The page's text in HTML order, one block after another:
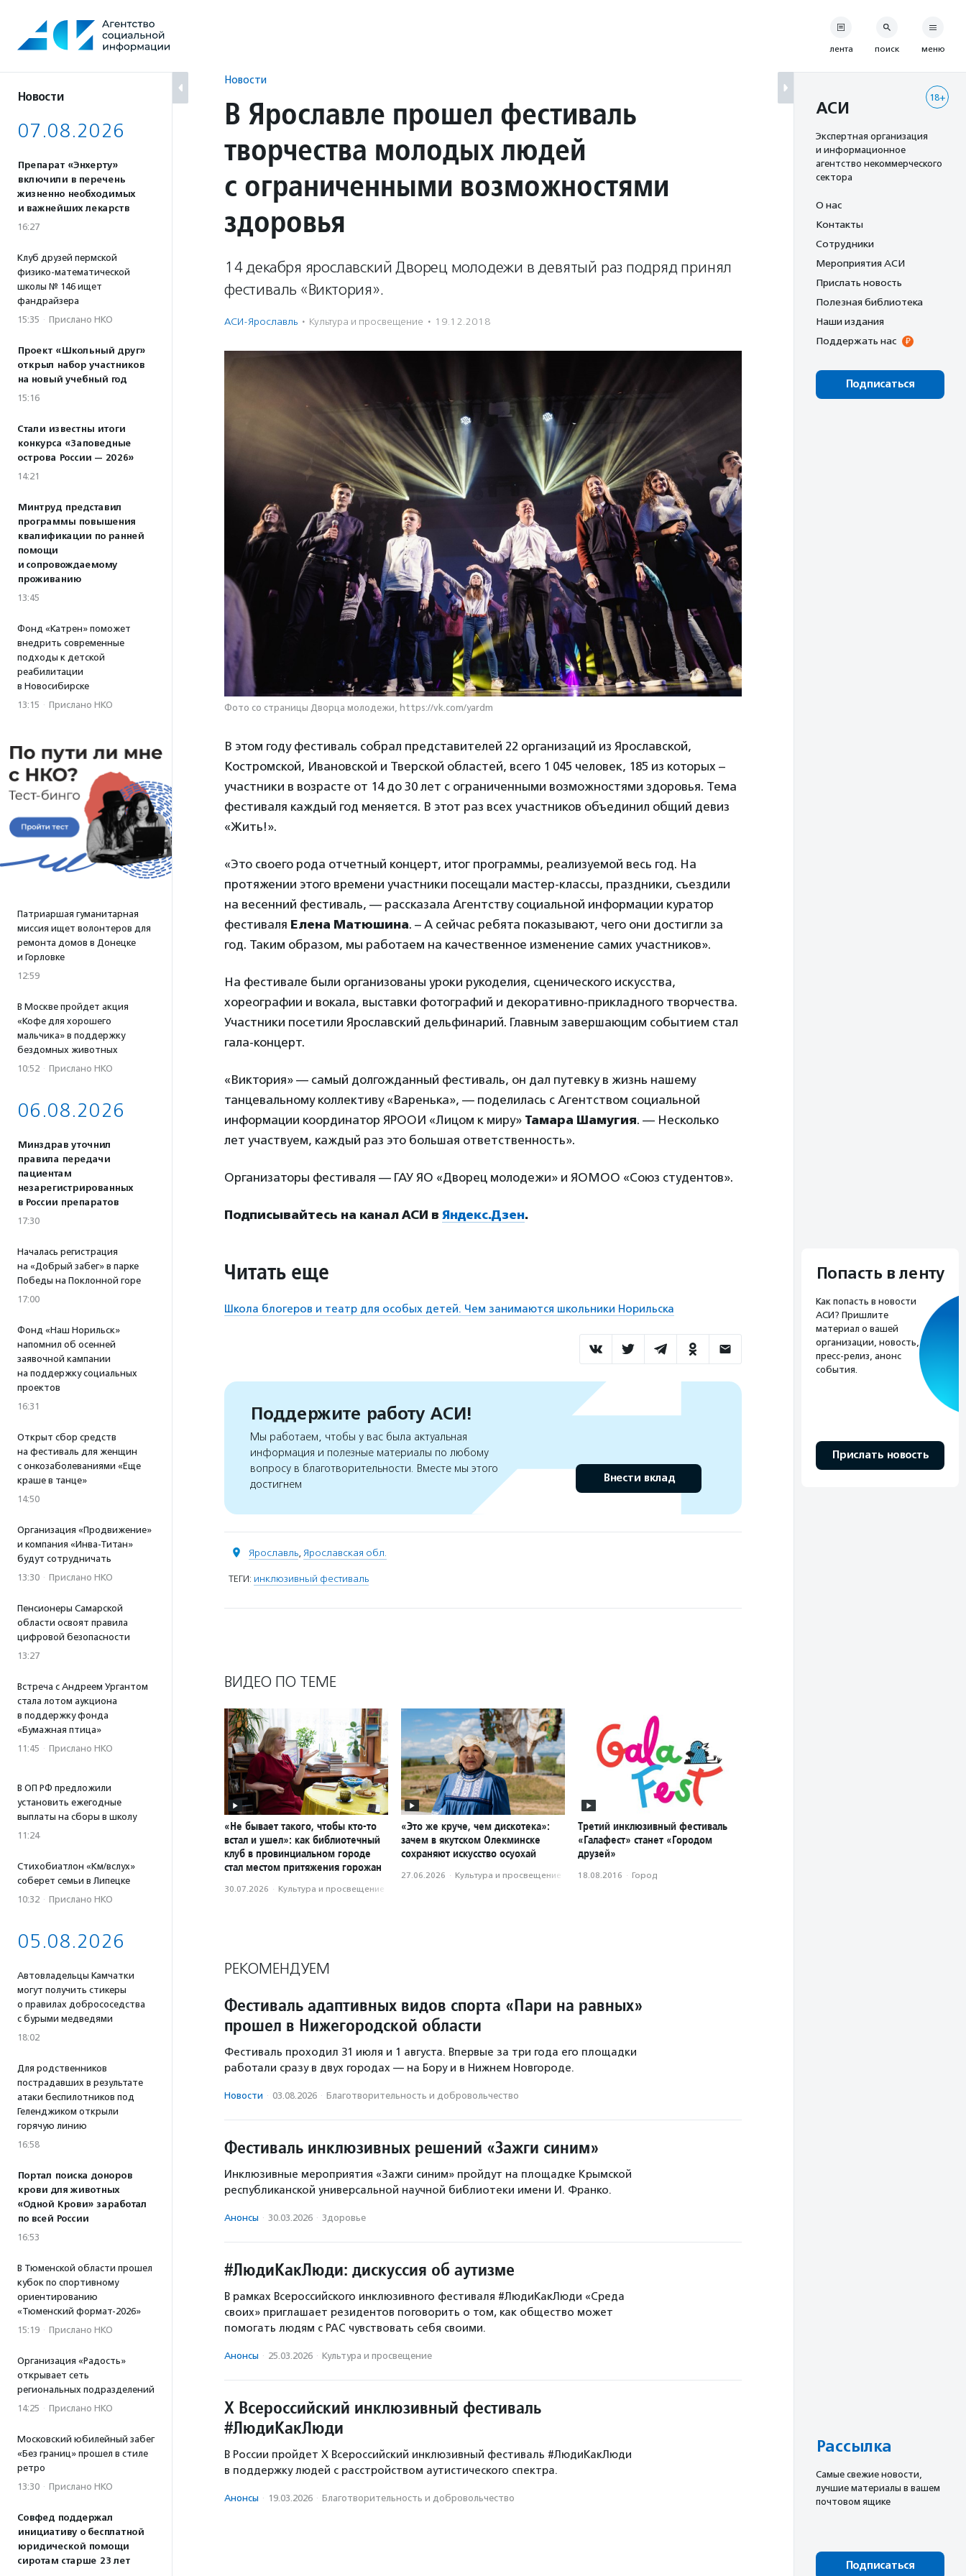
содержанию
Новости
07.08.2026
Препарат «Энхерту»
включили в перечень
жизненно необходимых
и важнейших лекарств
16:27
Клуб друзей пермской
физико-математической
школы № 146 ищет
фандрайзера
15:35 · Прислано НКО
Проект «Школьный друг»
открыл набор участников
на новый учебный год
15:16
Стали известны итоги
конкурса «Заповедные
острова России — 2026»
14:21
Минтруд представил
программы повышения
квалификации по ранней
помощи
и сопровождаемому
проживанию
13:45
Фонд «Катрен» поможет
внедрить современные
подходы к детской
реабилитации
в Новосибирске
13:15 · Прислано НКО
Патриаршая гуманитарная
миссия ищет волонтеров для
ремонта домов в Донецке
и Горловке
12:59
В Москве пройдет акция
«Кофе для хорошего
мальчика» в поддержку
бездомных животных
10:52 · Прислано НКО
06.08.2026
Минздрав уточнил
правила передачи
пациентам
незарегистрированных
в России препаратов
17:30
Началась регистрация
на «Добрый забег» в парке
Победы на Поклонной горе
17:00
Фонд «Наш Норильск»
напомнил об осенней
заявочной кампании
на поддержку социальных
проектов
16:31
Открыт сбор средств
на фестиваль для женщин
с онкозаболеваниями «Еще
краше в танце»
14:50
Организация «Продвижение»
и компания «Инва-Титан»
будут сотрудничать
13:30 · Прислано НКО
Пенсионеры Самарской
области освоят правила
цифровой безопасности
13:27
Встреча с Андреем Ургантом
стала лотом аукциона
в поддержку фонда
«Бумажная птица»
11:45 · Прислано НКО
В ОП РФ предложили
установить ежегодные
выплаты на сборы в школу
11:24
Стихобиатлон «Км/вслух»
соберет семьи в Липецке
10:32 · Прислано НКО
05.08.2026
Автовладельцы Камчатки
могут получить стикеры
о правилах добрососедства
с бурыми медведями
18:02
Для родственников
пострадавших в результате
атаки беспилотников под
Геленджиком открыли
горячую линию
16:58
Портал поиска доноров
крови для животных
«Одной Крови» заработал
по всей России
16:53
В Тюменской области прошел
кубок по спортивному
ориентированию
«Тюменский формат-2026»
15:19 · Прислано НКО
Организация «Радость»
открывает сеть
региональных подразделений
14:25 · Прислано НКО
Московский юбилейный забег
«Без границ» прошел в стиле
ретро
13:30 · Прислано НКО
Совфед поддержал
инициативу о бесплатной
юридической помощи
сиротам старше 23 лет
Новости
В Ярославле прошел фестиваль
творчества молодых людей
с ограниченными возможностями
здоровья
14 декабря ярославский Дворец молодежи в девятый раз подряд принял
фестиваль «Виктория».
АСИ-Ярославль · Культура и просвещение · 19.12.2018
Фото со страницы Дворца молодежи, https://vk.com/yardm
В этом году фестиваль собрал представителей 22 организаций из Ярославской,
Костромской, Ивановской и Тверской областей, всего 1 045 человек, 185 из которых –
участники в возрасте от 14 до 30 лет с ограниченными возможностями здоровья. Тема
фестиваля каждый год меняется. В этот раз всех участников объединил общий девиз
«Жить!».
«Это своего рода отчетный концерт, итог программы, реализуемой весь год. На
протяжении этого времени участники посещали мастер-классы, праздники, съездили
на весенний фестиваль, — рассказала Агентству социальной информации куратор
фестиваля Елена Матюшина. – А сейчас ребята показывают, чего они достигли за
год. Таким образом, мы работаем на качественное изменение самих участников».
На фестивале были организованы уроки рукоделия, сценического искусства,
хореографии и вокала, выставки фотографий и декоративно-прикладного творчества.
Участники посетили Ярославский дельфинарий. Главным завершающим событием стал
гала-концерт.
«Виктория» — самый долгожданный фестиваль, он дал путевку в жизнь нашему
танцевальному коллективу «Варенька», — поделилась с Агентством социальной
информации координатор ЯРООИ «Лицом к миру» Тамара Шамугия. — Несколько
лет участвуем, каждый раз это большая ответственность».
Организаторы фестиваля — ГАУ ЯО «Дворец молодежи» и ЯОМОО «Союз студентов».
Подписывайтесь на канал АСИ в Яндекс.Дзен.
Читать еще
Школа блогеров и театр для особых детей. Чем занимаются школьники Норильска
Поддержите работу АСИ!
Мы работаем, чтобы у вас была актуальная
информация и полезные материалы по любому
вопросу в благотворительности. Вместе мы этого
достигнем
Внести вклад
Ярославль, Ярославская обл.
ТЕГИ: инклюзивный фестиваль
ВИДЕО ПО ТЕМЕ
«Не бывает такого, чтобы кто-то
встал и ушел»: как библиотечный
клуб в провинциальном городе
стал местом притяжения горожан
30.07.2026 · Культура и просвещение
«Это же круче, чем дискотека»:
зачем в якутском Олекминске
сохраняют искусство осуохай
27.06.2026 · Культура и просвещение
Третий инклюзивный фестиваль
«Галафест» станет «Городом
друзей»
18.08.2016 · Город
РЕКОМЕНДУЕМ
Фестиваль адаптивных видов спорта «Пари на равных»
прошел в Нижегородской области
Фестиваль проходил 31 июля и 1 августа. Впервые за три года его площадки
работали сразу в двух городах — на Бору и в Нижнем Новгороде.
Новости · 03.08.2026 · Благотвори­тель­ность и доброволь­чест­во
Фестиваль инклюзивных решений «Зажги синим»
Инклюзивные мероприятия «Зажги синим» пройдут на площадке Крымской
республиканской универсальной научной библиотеки имени И. Франко.
Анонсы · 30.03.2026 · Здоровье
#ЛюдиКакЛюди: дискуссия об аутизме
В рамках Всероссийского инклюзивного фестиваля #ЛюдиКакЛюди «Среда
своих» приглашает резидентов поговорить о том, как общество может
помогать людям с РАС чувствовать себя своими.
Анонсы · 25.03.2026 · Культура и просвещение
X Всероссийский инклюзивный фестиваль
#ЛюдиКакЛюди
В России пройдет X Всероссийский инклюзивный фестиваль #ЛюдиКакЛюди
в поддержку людей с расстройством аутистического спектра.
Анонсы · 19.03.2026 · Благотвори­тель­ность и доброволь­чест­во
лента поиск меню
18+
АСИ
Экспертная организация
и информационное
агентство некоммерческого
сектора
О нас
Контакты
Сотрудники
Мероприятия АСИ
Прислать новость
Полезная библиотека
Наши издания
Поддержать нас
Подписаться
Попасть в ленту
Как попасть в новости
АСИ? Пришлите
материал о вашей
организации, новость,
пресс-релиз, анонс
события.
Прислать новость
Рассылка
Cамые свежие новости,
лучшие материалы в вашем
почтовом ящике
Подписаться